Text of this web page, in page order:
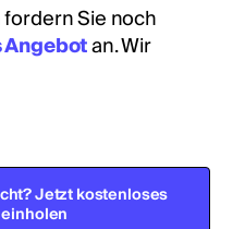
Sie noch
an. Wir
Jetzt kostenloses